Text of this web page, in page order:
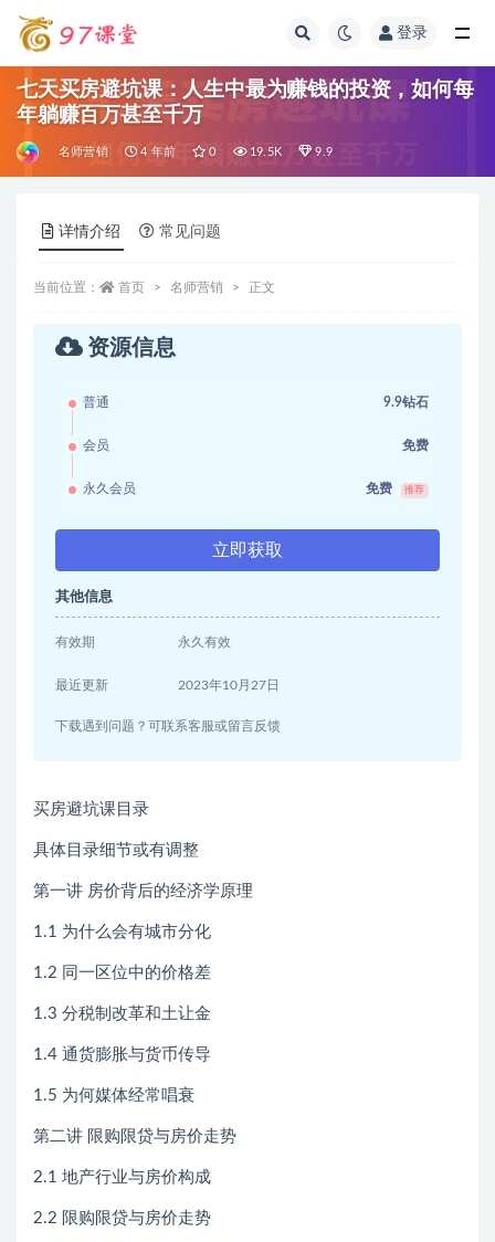
登录
七天买房避坑课：人生中最为赚钱的投资，如何每
年躺赚百万甚至千万
名师营销 4 年前 0 19.5K 9.9
详情介绍 常见问题
当前位置： 首页 名师营销 正文
资源信息
普通 9.9钻石
会员 免费
永久会员 免费 推荐
立即获取
其他信息
有效期 永久有效
最近更新 2023年10月27日
下载遇到问题？可联系客服或留言反馈
买房避坑课目录
具体目录细节或有调整
第一讲 房价背后的经济学原理
1.1 为什么会有城市分化
1.2 同一区位中的价格差
1.3 分税制改革和土让金
1.4 通货膨胀与货币传导
1.5 为何媒体经常唱衰
第二讲 限购限贷与房价走势
2.1 地产行业与房价构成
2.2 限购限贷与房价走势